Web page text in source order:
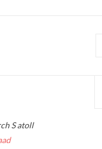
S atoll